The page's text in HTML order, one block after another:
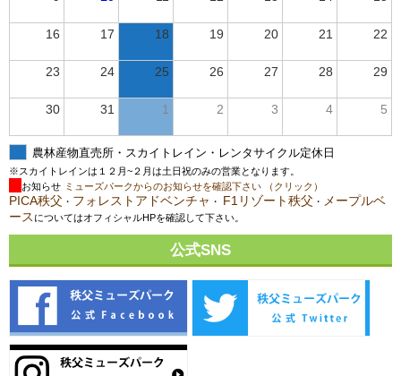
16 17 18 19 20 21 22
23 24 25 26 27 28 29
30 31 1 2 3 4 5
農林産物直売所・スカイトレイン・レンタサイクル定休日
※スカイトレインは１２月~２月は土日祝のみの営業となります。
お知らせ ミューズパークからのお知らせを確認下さい （クリック）
PICA秩父 ・ フォレストアドベンチャ ・ F1リゾート秩父 ・ メープルベ
ース についてはオフィシャルHPを確認して下さい。
公式SNS